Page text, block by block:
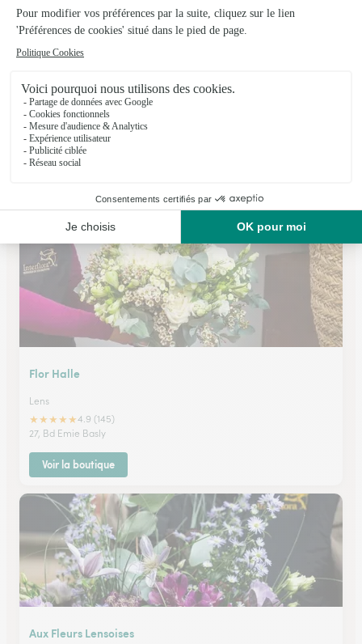
A la Rose des Flandres
Aix Noulette
★★★ ★★4.5 (53)
Voir la boutique
Flor Halle
Lens
★★★★★4.9 (145)
27, Bd Emie Basly
Voir la boutique
Aux Fleurs Lensoises